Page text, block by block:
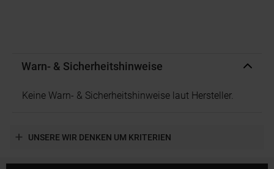
Warn- & Sicherheitshinweise
Keine Warn- & Sicherheitshinweise laut Hersteller.
UNSERE WIR DENKEN UM KRITERIEN